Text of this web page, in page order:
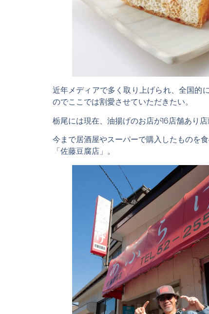
近年メディアで多く取り上げられ、全国的
のでここでは割愛させていただきたい。
栃尾には現在、油揚げのお店が16店舗あり
今まで居酒屋やスーパーで購入したものを
「佐藤豆腐店」。